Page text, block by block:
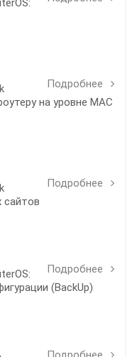
Подробнее
на уровне MAC
Подробнее
сайтов
Подробнее
(BackUp)